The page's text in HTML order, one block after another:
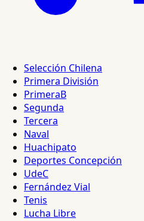
Selección Chilena
Primera División
PrimeraB
Segunda
Tercera
Naval
Huachipato
Deportes Concepción
UdeC
Fernández Vial
Tenis
Lucha Libre